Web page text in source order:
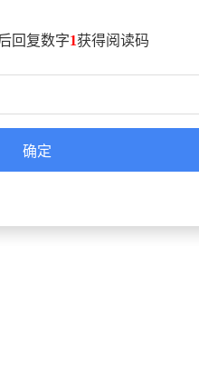
级超大电池，并支
回复数字1获得阅读码
确定